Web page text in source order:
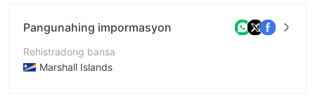
Pangunahing impormasyon
Rehistradong bansa
Marshall Islands